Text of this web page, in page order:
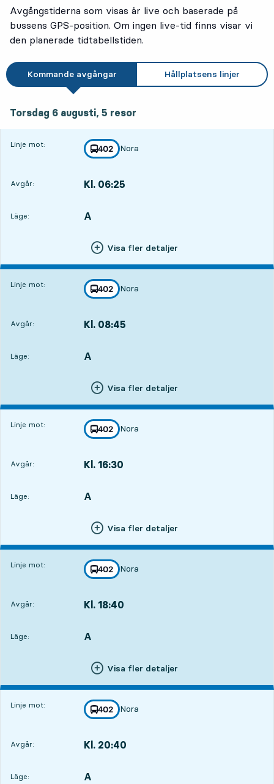
Avgångstiderna som visas är live och baserade på
bussens GPS-position. Om ingen live-tid finns visar vi
den planerade tidtabellstiden.
Kommande avgångar Hållplatsens linjer
Torsdag 6 augusti, 5 resor
Linje mot: linje
402
mot
Nora
,
Avgår: Kl. 06:25
Läge:
LÄGE, A
,
Visa fler detaljer
Linje mot: linje
402
mot
Nora
,
Avgår: Kl. 08:45
Läge:
LÄGE, A
,
Visa fler detaljer
Linje mot: linje
402
mot
Nora
,
Avgår: Kl. 16:30
Läge:
LÄGE, A
,
Visa fler detaljer
Linje mot: linje
402
mot
Nora
,
Avgår: Kl. 18:40
Läge:
LÄGE, A
,
Visa fler detaljer
Linje mot: linje
402
mot
Nora
,
Avgår: Kl. 20:40
Läge:
LÄGE, A
,